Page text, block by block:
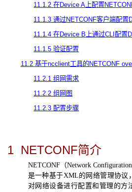
11.1.2在Device A 上配置
11.1.3通过NETCONF客户端配置
11.1.4在Device B 上通过CLI配置
11.1.5验证配置
11.2 基于ncclient工具的NETCONF
11.2.1组网需求
11.2.2组网图
11.2.3配置步骤
1 NETCONF简介
NETCONF（Network
是一种基于XML的网络管理协议
对网络设备进行配置和管理的方